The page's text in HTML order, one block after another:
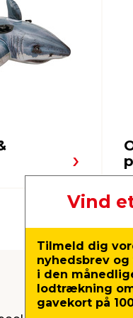
Vind
Tilmeld dig
nyhedsbrev
i den
lodtrækning
gavekort på